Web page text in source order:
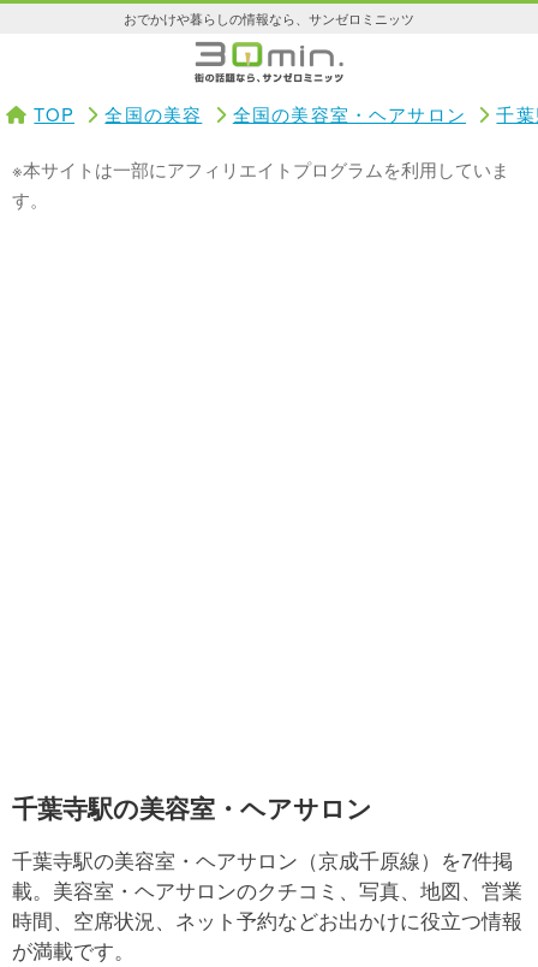
おでかけや暮らしの情報なら、サンゼロミニッツ
TOP 全国の美容 全国の美容室・ヘアサロン 千
※本サイトは一部にアフィリエイトプログラムを利用していま
す。
千葉寺駅の美容室・ヘアサロン
千葉寺駅の美容室・ヘアサロン（京成千原線）を7件掲
載。美容室・ヘアサロンのクチコミ、写真、地図、営業
時間、空席状況、ネット予約などお出かけに役立つ情報
が満載です。